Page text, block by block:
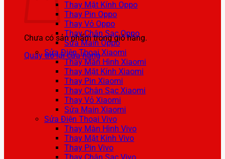
Chưa có sản phẩm trong giỏ hàng.
Quay trở lại cửa hàng
Thay Mặt Kính Oppo
Thay Pin Oppo
Thay Vỏ Oppo
Thay Chân Sạc Oppo
Sửa Main Oppo
Sửa Điện Thoại Xiaomi
Thay Màn Hình Xiaomi
Thay Mặt Kính Xiaomi
Thay Pin Xiaomi
Thay Chân Sạc Xiaomi
Thay Vỏ Xiaomi
Sửa Main Xiaomi
Sửa Điện Thoại Vivo
Thay Màn Hình Vivo
Thay Mặt Kính Vivo
Thay Pin Vivo